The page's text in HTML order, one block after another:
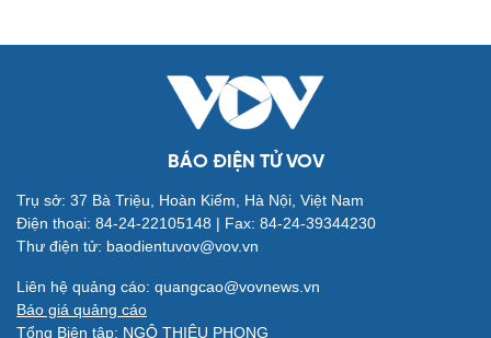
Làm đẹp - giảm cân
Ăn sạch sống khỏe
Đời sống
Nhà đẹp
Blog
Văn hóa
Âm nhạc
BÁO ĐIỆN TỬ VOV
Trụ sở: 37 Bà Triệu, Hoàn Kiếm, Hà Nội, Việt Nam
Điện thoại: 84-24-22105148 | Fax: 84-24-39344230
Thư điện tử: baodientuvov@vov.vn
Liên hệ quảng cáo: quangcao@vovnews.vn
Báo giá quảng cáo
Tổng Biên tập: NGÔ THIỆU PHONG